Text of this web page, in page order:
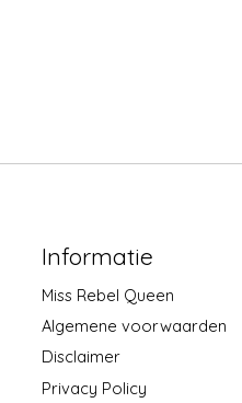
Informatie
Miss Rebel Queen
Algemene voorwaarden
Disclaimer
Privacy Policy